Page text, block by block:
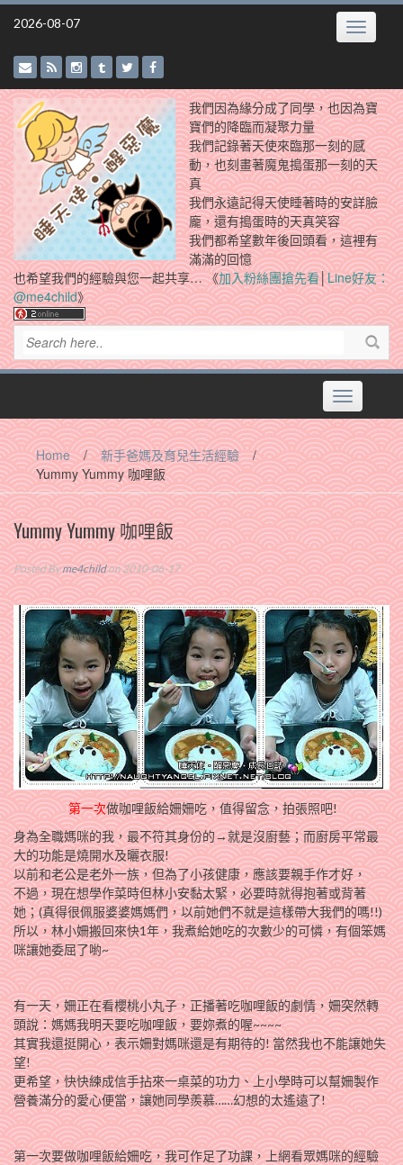
Skip
2026-08-07 Toggle
我們因為緣分成了同學，也因為寶
寶們的降臨而凝聚力量
我們記錄著天使來臨那一刻的感
動，也刻畫著魔鬼搗蛋那一刻的天
真
我們永遠記得天使睡著時的安詳臉
龐，還有搗蛋時的天真笑容
我們都希望數年後回頭看，這裡有
滿滿的回憶
也希望我們的經驗與您一起共享… 《加入粉絲團搶先看│Line好友：
@me4child》
Toggle
navigation
Home / 新手爸媽及育兒生活經驗
/
Yummy Yummy 咖哩飯
Yummy Yummy 咖哩飯
Posted Byme4childon 2010-06-17
第一次做咖哩飯給姍姍吃，值得留念，拍張照吧!
身為全職媽咪的我，最不符其身份的→就是沒廚藝；而廚房平常最
大的功能是燒開水及曬衣服!
以前和老公是老外一族，但為了小孩健康，應該要親手作才好，
不過，現在想學作菜時但林小安黏太緊，必要時就得抱著或背著
她；(真得很佩服婆婆媽媽們，以前她們不就是這樣帶大我們的嗎!!)
所以，林小姍搬回來快1年，我煮給她吃的次數少的可憐，有個笨媽
咪讓她委屈了喲~
有一天，姍正在看櫻桃小丸子，正播著吃咖哩飯的劇情，姍突然轉
頭說：媽媽我明天要吃咖哩飯，要妳煮的喔~~~~
其實我還挺開心，表示姍對媽咪還是有期待的! 當然我也不能讓她失
望!
更希望，快快練成信手拈來一桌菜的功力、上小學時可以幫姍製作
營養滿分的愛心便當，讓她同學羨慕……幻想的太遙遠了!
第一次要做咖哩飯給姍吃，我可作足了功課，上網看眾媽咪的經驗